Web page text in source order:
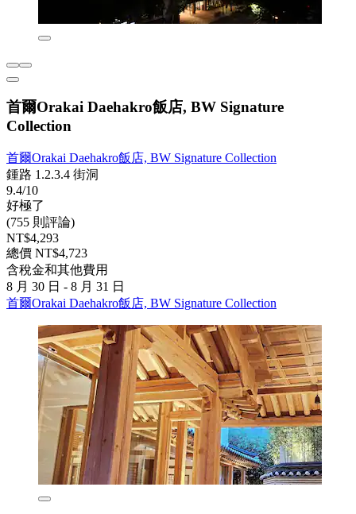
首爾Orakai Daehakro飯店, BW Signature
Collection
首爾Orakai Daehakro飯店, BW Signature Collection
鍾路 1.2.3.4 街洞
9.4/10
好極了
(755 則評論)
NT$4,293
總價 NT$4,723
含稅金和其他費用
8 月 30 日 - 8 月 31 日
首爾Orakai Daehakro飯店, BW Signature Collection